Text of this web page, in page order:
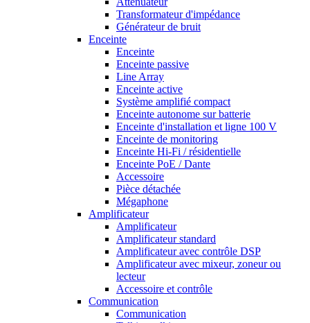
Transformateur d'impédance
Générateur de bruit
Enceinte
Enceinte
Enceinte passive
Line Array
Enceinte active
Système amplifié compact
Enceinte autonome sur batterie
Enceinte d'installation et ligne 100 V
Enceinte de monitoring
Enceinte Hi-Fi / résidentielle
Enceinte PoE / Dante
Accessoire
Pièce détachée
Mégaphone
Amplificateur
Amplificateur
Amplificateur standard
Amplificateur avec contrôle DSP
Amplificateur avec mixeur, zoneur ou
lecteur
Accessoire et contrôle
Communication
Communication